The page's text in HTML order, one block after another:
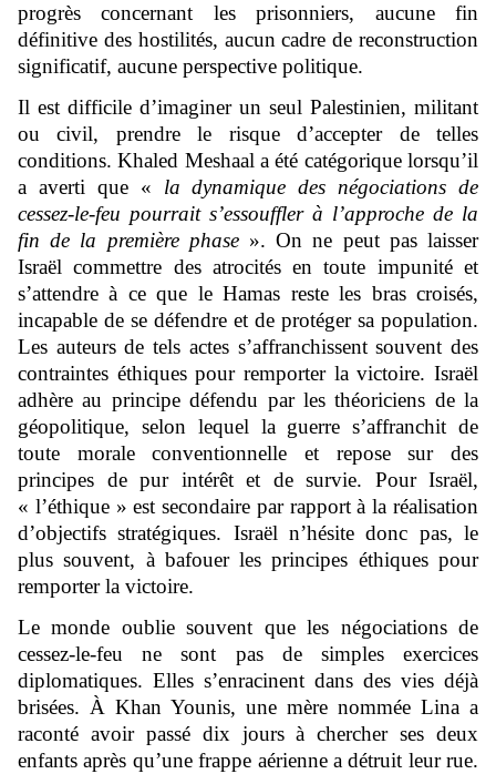
progrès concernant les prisonniers, aucune fin
définitive des hostilités, aucun cadre de reconstruction
significatif, aucune perspective politique.
Il est difficile d’imaginer un seul Palestinien, militant
ou civil, prendre le risque d’accepter de telles
conditions. Khaled Meshaal a été catégorique lorsqu’il
a averti que « la dynamique des négociations de
cessez-le-feu pourrait s’essouffler à l’approche de la
fin de la première phase». On ne peut pas laisser
Israël commettre des atrocités en toute impunité et
s’attendre à ce que le Hamas reste les bras croisés,
incapable de se défendre et de protéger sa population.
Les auteurs de tels actes s’affranchissent souvent des
contraintes éthiques pour remporter la victoire. Israël
adhère au principe défendu par les théoriciens de la
géopolitique, selon lequel la guerre s’affranchit de
toute morale conventionnelle et repose sur des
principes de pur intérêt et de survie. Pour Israël,
« l’éthique » est secondaire par rapport à la réalisation
d’objectifs stratégiques. Israël n’hésite donc pas, le
plus souvent, à bafouer les principes éthiques pour
remporter la victoire.
Le monde oublie souvent que les négociations de
cessez-le-feu ne sont pas de simples exercices
diplomatiques. Elles s’enracinent dans des vies déjà
brisées. À Khan Younis, une mère nommée Lina a
raconté avoir passé dix jours à chercher ses deux
enfants après qu’une frappe aérienne a détruit leur rue.